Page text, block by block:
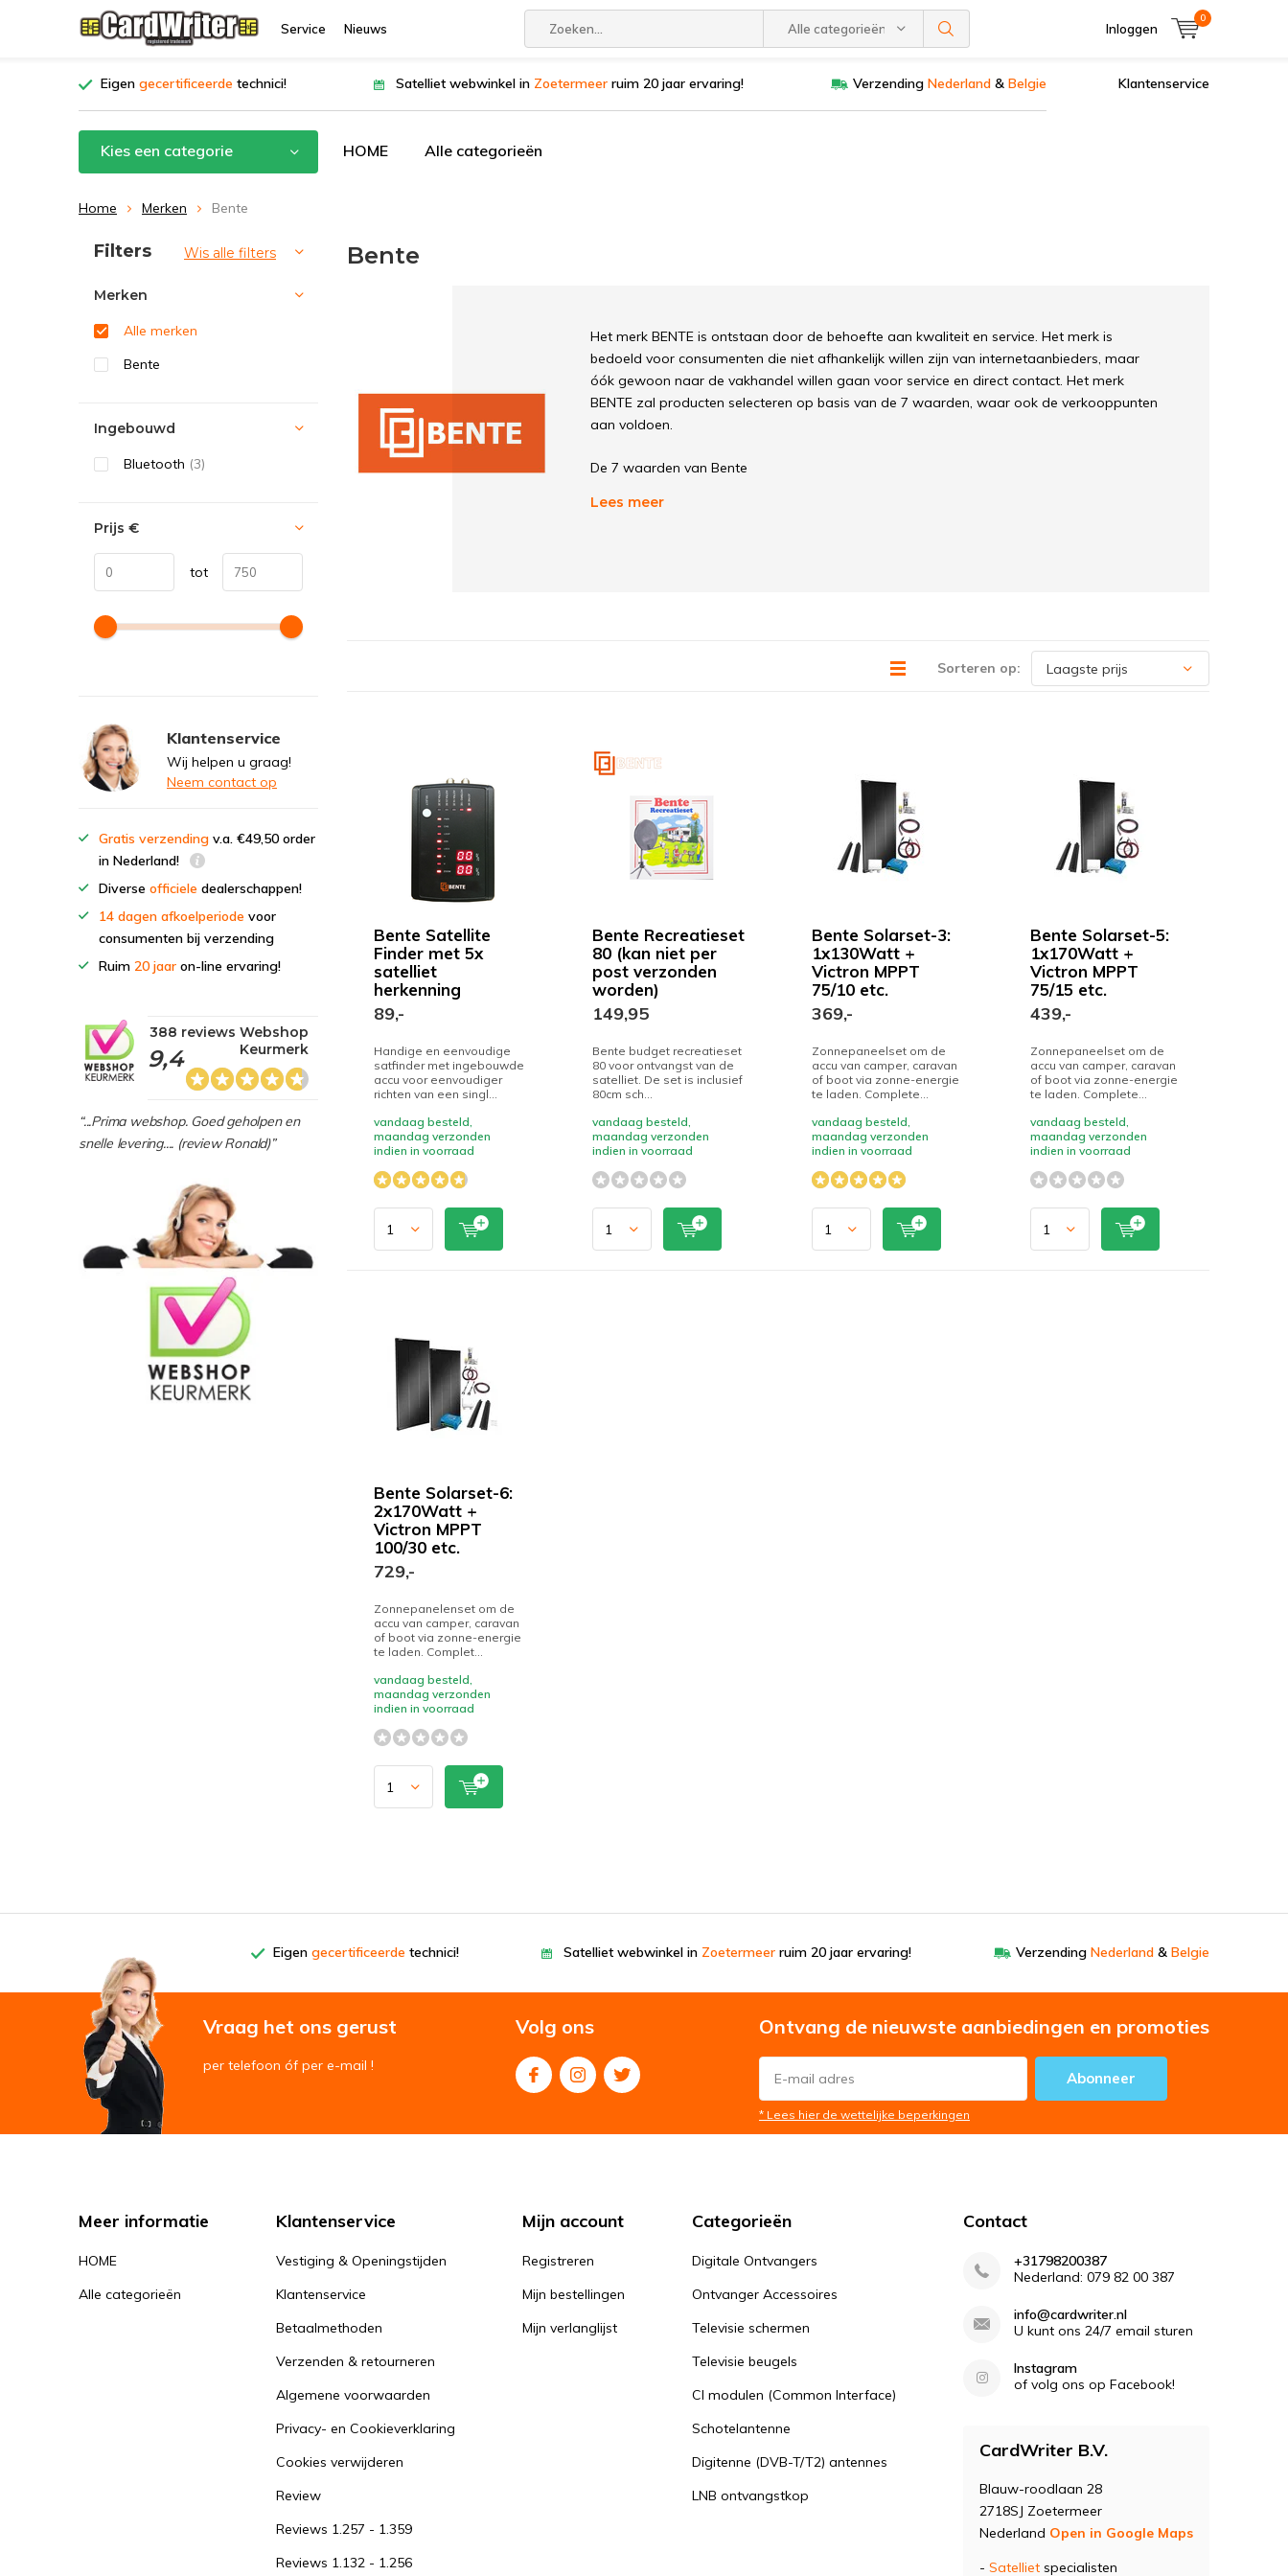
Service Nieuws Alle categorieën Inloggen
0
Eigen gecertificeerde technici! Satelliet webwinkel in Zoetermeer ruim 20 jaar ervaring! Verzending Nederland & Belgie Klantenservice
Kies een categorie HOME Alle categorieën
Home Merken Bente
Bente
Het merk BENTE is ontstaan door de behoefte aan kwaliteit en service. Het merk is
bedoeld voor consumenten die niet afhankelijk willen zijn van internetaanbieders, maar
óók gewoon naar de vakhandel willen gaan voor service en direct contact. Het merk
BENTE zal producten selecteren op basis van de 7 waarden, waar ook de verkooppunten
aan voldoen.
De 7 waarden van Bente
1. Betrouwbaar merk
Lees meer
Sorteren op:
Bente Satellite
Finder met 5x
satelliet
herkenning
89,-
Handige en eenvoudige
satfinder met ingebouwde
accu voor eenvoudiger
richten van een singl...
vandaag besteld,
maandag verzonden
indien in voorraad
Bente Recreatieset
80 (kan niet per
post verzonden
worden)
149,95
Bente budget recreatieset
80 voor ontvangst van de
satelliet. De set is inclusief
80cm sch...
vandaag besteld,
maandag verzonden
indien in voorraad
Bente Solarset-3:
1x130Watt +
Victron MPPT
75/10 etc.
369,-
Zonnepaneelset om de
accu van camper, caravan
of boot via zonne-energie
te laden. Complete...
vandaag besteld,
maandag verzonden
indien in voorraad
Bente Solarset-5:
1x170Watt +
Victron MPPT
75/15 etc.
439,-
Zonnepaneelset om de
accu van camper, caravan
of boot via zonne-energie
te laden. Complete...
vandaag besteld,
maandag verzonden
indien in voorraad
Bente Solarset-6:
2x170Watt +
Victron MPPT
100/30 etc.
729,-
Zonnepanelenset om de
accu van camper, caravan
of boot via zonne-energie
te laden. Complet...
vandaag besteld,
maandag verzonden
indien in voorraad
Sorteren op:
Filters Wis alle filters
Merken
Alle merken
Bente
Ingebouwd
Bluetooth (3)
Prijs €
tot
Klantenservice
Wij helpen u graag!
Neem contact op
Gratis verzending v.a. €49,50 order
in Nederland!
Diverse officiele dealerschappen!
14 dagen afkoelperiode voor
consumenten bij verzending
Ruim 20 jaar on-line ervaring!
9,4
388 reviews Webshop
Keurmerk
“...Prima webshop. Goed geholpen en
snelle levering.... (review Ronald)”
Eigen gecertificeerde technici! Satelliet webwinkel in Zoetermeer ruim 20 jaar ervaring! Verzending Nederland & Belgie
Vraag het ons gerust
per telefoon óf per e-mail !
Volg ons Ontvang de nieuwste aanbiedingen en promoties
Abonneer
* Lees hier de wettelijke beperkingen
Meer informatie
HOME
Alle categorieën
Klantenservice
Vestiging & Openingstijden
Klantenservice
Betaalmethoden
Verzenden & retourneren
Algemene voorwaarden
Privacy- en Cookieverklaring
Cookies verwijderen
Review
Reviews 1.257 - 1.359
Reviews 1.132 - 1.256
Mijn account
Registreren
Mijn bestellingen
Mijn verlanglijst
Categorieën
Digitale Ontvangers
Ontvanger Accessoires
Televisie schermen
Televisie beugels
CI modulen (Common Interface)
Schotelantenne
Digitenne (DVB-T/T2) antennes
LNB ontvangstkop
Contact
+31798200387
Nederland: 079 82 00 387
info@cardwriter.nl
U kunt ons 24/7 email sturen
Instagram
of volg ons op Facebook!
CardWriter B.V.
Blauw-roodlaan 28
2718SJ Zoetermeer
Nederland Open in Google Maps
- Satelliet specialisten